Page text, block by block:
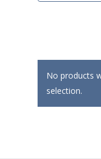
No products
selection.